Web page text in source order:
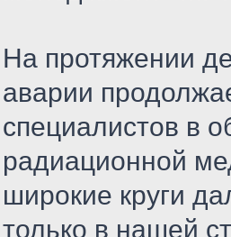
На протяжении
аварии
специалистов в
радиационной
широкие круги
только в нашей